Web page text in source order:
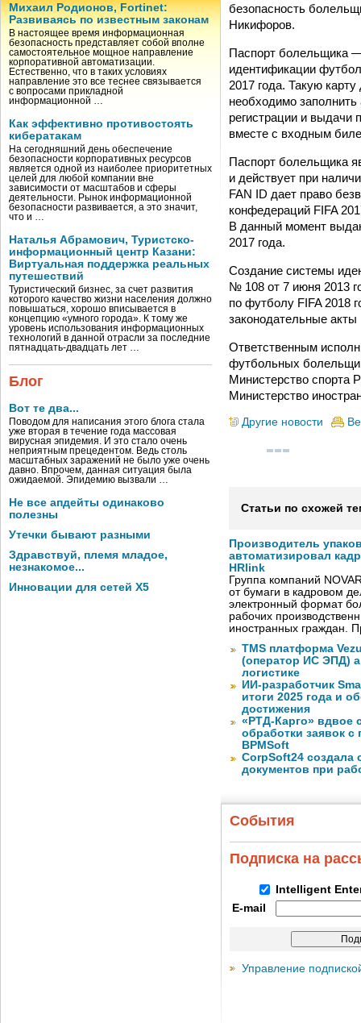
Михаил Родионов, Fortinet:
Развиваясь по известным законам
В настоящее время информационная
безопасность представляет собой вполне
самостоятельное мощное направление
корпоративной автоматизации.
Естественно, что в таких условиях
направление это все теснее связывается
с вопросами прикладной
информационной …
Как эффективно противостоять
кибератакам
На сегодняшний день обеспечение
безопасности корпоративных ресурсов
является одной из наиболее приоритетных
целей для любой компании вне
зависимости от масштабов и сферы
деятельности. Рынок информационной
безопасности развивается, а это значит,
что и …
Наталья Абрамович, Туристско-
информационный центр Казани:
Виртуальная поддержка реальных
путешествий
Туристический бизнес, за счет развития
которого качество жизни населения должно
повышаться, хорошо вписывается в
концепцию «умного города». К тому же
уровень использования информационных
технологий в данной отрасли за последние
пятнадцать-двадцать лет …
Блог
Вот те два...
Поводом для написания этого блога стала
уже вторая в течение года массовая
вирусная эпидемия. И это стало очень
неприятным прецедентом. Ведь столь
масштабных заражений не было уже очень
давно. Впрочем, данная ситуация была
ожидаемой. Эпидемию вызвали …
Не все апдейты одинаково
полезны
Утечки бывают разными
Здравствуй, племя младое,
незнакомое...
Инновации для сетей X5
безопасность
Никифоров.
Паспорт болельщика —
идентификации
2017 года. Такую
необходимо заполнить
регистрации и выдачи
вместе с входным
Паспорт болельщика
и действует при
FAN ID дает право
конфедераций FIFA
В данный момент
2017 года.
Создание системы
№ 108 от 7 июня 2013
по футболу FIFA 2018
законодательные
Ответственным
футбольных
Министерство спорта
Министерство
Другие новости
Статьи по схожей
Производитель
автоматизировал
HRlink
Группа компаний
от бумаги в кадровом
электронный формат
рабочих
иностранных граждан.
TMS платформа
(оператор ИС ЭПД)
логистике
ИИ-разработчик
итоги 2025 года и
достижения
«РТД-Карго» вдвое
обработки заявок
BPMSoft
CorpSoft24 создала
документов при
События
Подписка на
Intelligent
E-mail
Управление